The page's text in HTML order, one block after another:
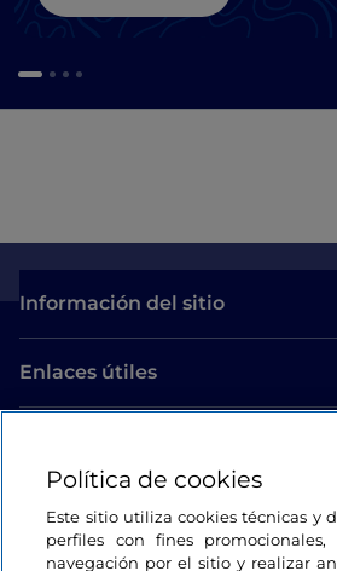
Información del sitio
Enlaces útiles
Estamos en contacto
Política de cookies
Este sitio utiliza cookies técnicas y
perfiles con fines
navegación por el sitio y realizar